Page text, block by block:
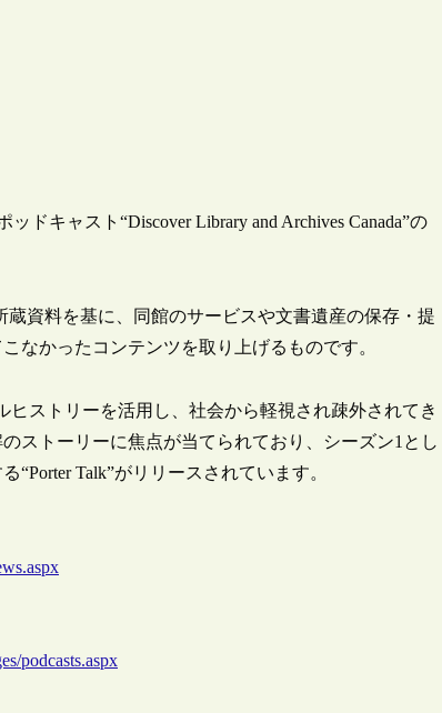
ドキャスト“Discover Library and Archives Canada”の
蔵資料を基に、同館のサービスや文書遺産の保存・提
なかったコンテンツを取り上げるものです。
ヒストリーを活用し、社会から軽視され疎外されてき
ストーリーに焦点が当てられており、シーズン1とし
Talk”がリリースされています。
podcasts.aspx